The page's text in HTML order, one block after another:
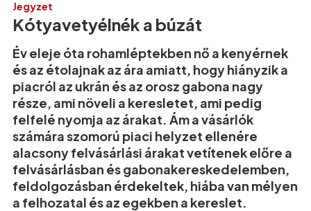
Jegyzet
Kótyavetyélnék a búzát
Év eleje óta rohamléptekben nő a kenyérnek
és az étolajnak az ára amiatt, hogy hiányzik a
piacról az ukrán és az orosz gabona nagy
része, ami növeli a keresletet, ami pedig
felfelé nyomja az árakat. Ám a vásárlók
számára szomorú piaci helyzet ellenére
alacsony felvásárlási árakat vetítenek előre a
felvásárlásban és gabonakereskedelemben,
feldolgozásban érdekeltek, hiába van mélyen
a felhozatal és az egekben a kereslet.